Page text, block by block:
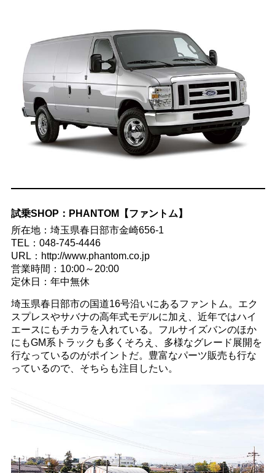
試乗SHOP：PHANTOM【ファントム】
所在地：埼玉県春日部市金崎656-1
TEL：048-745-4446
URL：http://www.phantom.co.jp
営業時間：10:00～20:00
定休日：年中無休
埼玉県春日部市の国道16号沿いにあるファントム。エク
スプレスやサバナの高年式モデルに加え、近年ではハイ
エースにもチカラを入れている。フルサイズバンのほか
にもGM系トラックも多くそろえ、多様なグレード展開を
行なっているのがポイントだ。豊富なパーツ販売も行な
っているので、そちらも注目したい。